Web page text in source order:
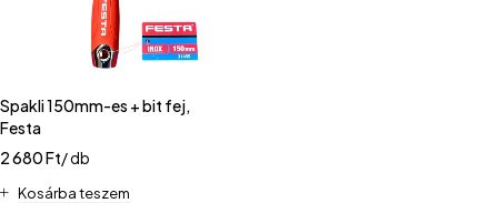
Spakli 150mm-es + bit fej,
Festa
2 680Ft/ db
Kosárba teszem